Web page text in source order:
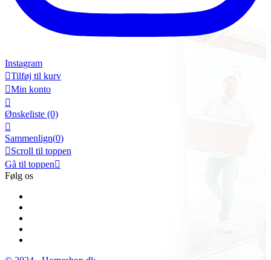
Instagram
Tilføj til kurv
Min konto

Ønskeliste (0)

Sammenlign(0)
Scroll til toppen
Gå til toppen
Følg os